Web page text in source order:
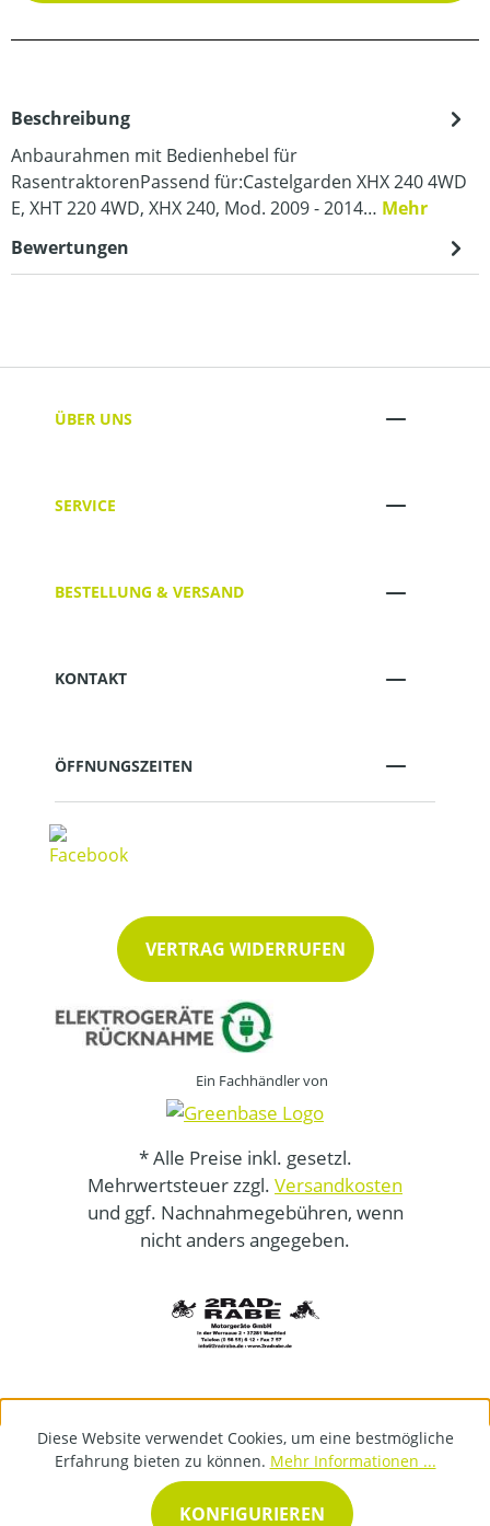
Beschreibung
Anbaurahmen mit Bedienhebel für
RasentraktorenPassend für:Castelgarden XHX 240 4WD
E, XHT 220 4WD, XHX 240, Mod. 2009 - 2014… Mehr
Bewertungen
ÜBER UNS
SERVICE
BESTELLUNG & VERSAND
KONTAKT
ÖFFNUNGSZEITEN
VERTRAG WIDERRUFEN
Ein Fachhändler von
* Alle Preise inkl. gesetzl.
Mehrwertsteuer zzgl. Versandkosten
und ggf. Nachnahmegebühren, wenn
nicht anders angegeben.
Diese Website verwendet Cookies, um eine bestmögliche
Erfahrung bieten zu können. Mehr Informationen ...
KONFIGURIEREN